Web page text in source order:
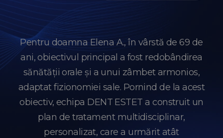
Pentru doamna Elena A., în vârstă de 69 de
ani, obiectivul principal a fost redobândirea
sănătății orale și a unui zâmbet armonios,
adaptat fizionomiei sale. Pornind de la acest
obiectiv, echipa DENT ESTET a construit un
plan de tratament multidisciplinar,
personalizat, care a urmărit atât